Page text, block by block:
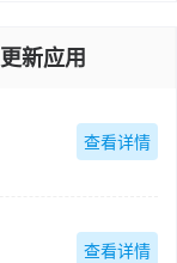
更新应用
查看详情
查看详情